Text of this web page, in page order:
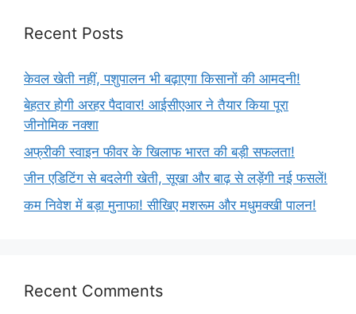
Recent Posts
केवल खेती नहीं, पशुपालन भी बढ़ाएगा किसानों की आमदनी!
बेहतर होगी अरहर पैदावार! आईसीएआर ने तैयार किया पूरा
जीनोमिक नक्शा
अफ्रीकी स्वाइन फीवर के खिलाफ भारत की बड़ी सफलता!
जीन एडिटिंग से बदलेगी खेती, सूखा और बाढ़ से लड़ेंगी नई फसलें!
कम निवेश में बड़ा मुनाफा! सीखिए मशरूम और मधुमक्खी पालन!
Recent Comments